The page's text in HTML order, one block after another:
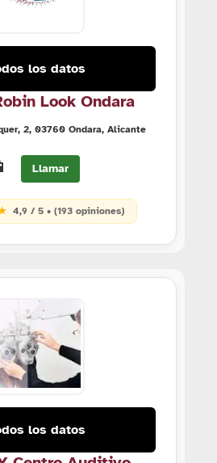
los datos
Look Ondara
2, 03760 Ondara, Alicante
Llamar
4,9 / 5 • (193 opiniones)
los datos